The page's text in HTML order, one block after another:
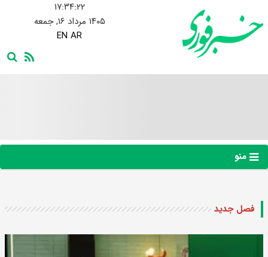
۱۷:۳۴:۲۳
۱۴۰۵ مرداد ۱۶, جمعه
EN AR
منو
فصل جدید